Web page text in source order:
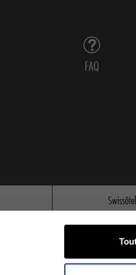
FAQ